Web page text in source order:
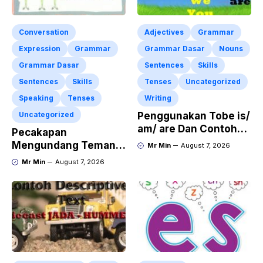
Conversation
Expression
Grammar
Grammar Dasar
Sentences
Skills
Speaking
Tenses
Uncategorized
Pecakapan
Mengundang Teman
ke Acara Pesta Ulang
Invitation” Dalam
Bahasa Inggris
Mr Min August 7, 2026
Adjectives
Grammar
Grammar Dasar
Nouns
Sentences
Skills
Tenses
Uncategorized
Writing
Penggunakan Tobe is/
am/ are Dan Contoh
Kalimat Bahasa
Mr Min August 7, 2026